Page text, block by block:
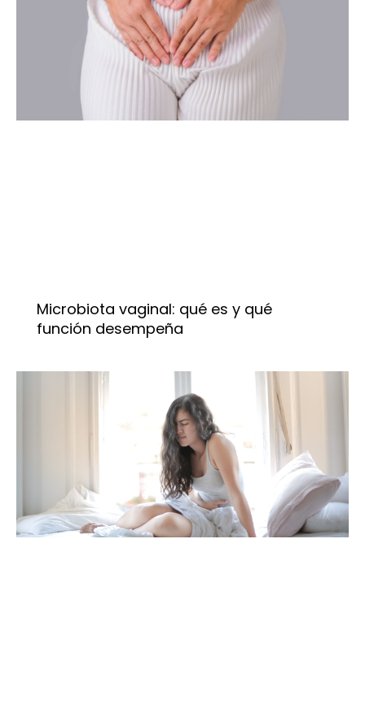
Microbiota vaginal: qué es y qué
función desempeña